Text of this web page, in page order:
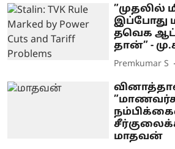
”முதலில்
இப்போது
தவெக
தான்” -
Premkumar S
மாதவன்